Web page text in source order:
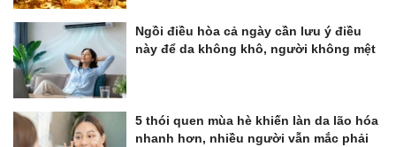
Ngồi điều hòa cả ngày cần lưu ý điều
này để da không khô, người không mệt
5 thói quen mùa hè khiến làn da lão hóa
nhanh hơn, nhiều người vẫn mắc phải